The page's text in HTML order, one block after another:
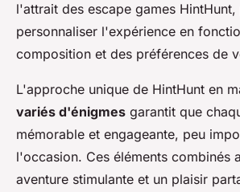
l'attrait des escape games
personnaliser l'expérience en
composition et des préférences de
L'approche unique de HintHunt en
variés d'énigmes garantit que
mémorable et engageante, peu
l'occasion. Ces éléments combinés
aventure stimulante et un plaisir